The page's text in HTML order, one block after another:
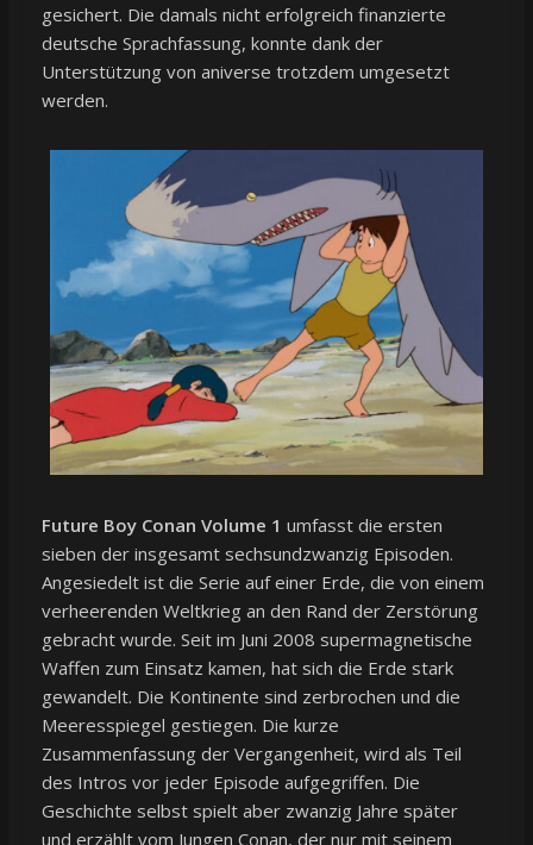
gesichert. Die damals nicht erfolgreich finanzierte
deutsche Sprachfassung, konnte dank der
Unterstützung von aniverse trotzdem umgesetzt
werden.
Future Boy Conan Volume 1 umfasst die ersten
sieben der insgesamt sechsundzwanzig Episoden.
Angesiedelt ist die Serie auf einer Erde, die von einem
verheerenden Weltkrieg an den Rand der Zerstörung
gebracht wurde. Seit im Juni 2008 supermagnetische
Waffen zum Einsatz kamen, hat sich die Erde stark
gewandelt. Die Kontinente sind zerbrochen und die
Meeresspiegel gestiegen. Die kurze
Zusammenfassung der Vergangenheit, wird als Teil
des Intros vor jeder Episode aufgegriffen. Die
Geschichte selbst spielt aber zwanzig Jahre später
und erzählt vom Jungen Conan, der nur mit seinem